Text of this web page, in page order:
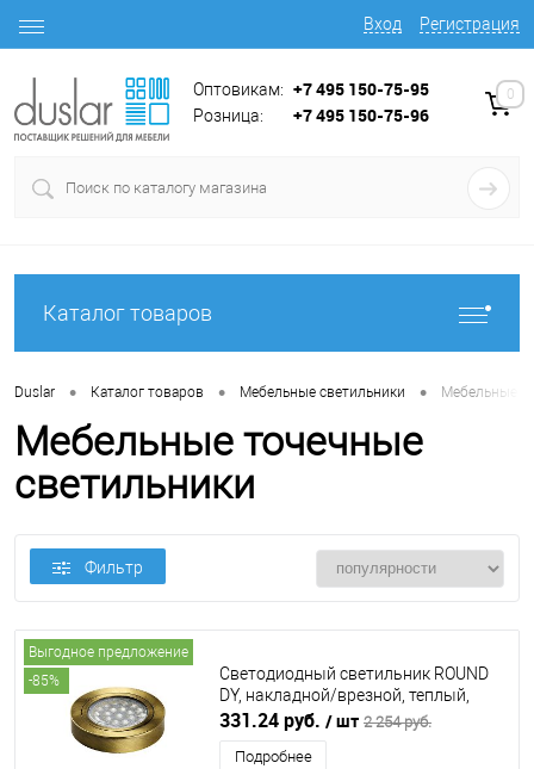
Вход Регистрация
Оптовикам: +7 495 150-75-95
Розница: +7 495 150-75-96
0
Каталог товаров
Duslar • Каталог товаров • Мебельные светильники • Мебельные
Мебельные точечные
светильники
Фильтр
Выгодное предложение
-85%
Светодиодный светильник ROUND
DY, накладной/врезной, теплый,
бронза FURNIKA (ФУРНИКА)
331.24 руб. / шт 2 254 руб.
Подробнее